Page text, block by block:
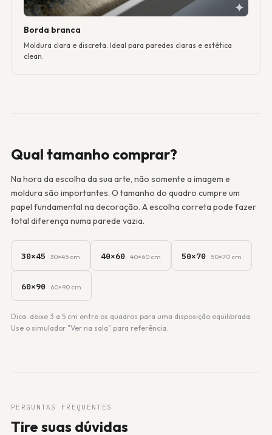
Borda branca
Moldura clara e discreta. Ideal para paredes claras e estética
clean.
Qual tamanho comprar?
Na hora da escolha da sua arte, não somente a imagem e
moldura são importantes. O tamanho do quadro cumpre um
papel fundamental na decoração. A escolha correta pode fazer
total diferença numa parede vazia.
30×45 30×45 cm 40×60 40×60 cm 50×70 50×70 cm
60×90 60×90 cm
Dica: deixe 3 a 5 cm entre os quadros para uma disposição equilibrada.
Use o simulador "Ver na sala" para referência.
PERGUNTAS FREQUENTES
Tire suas dúvidas